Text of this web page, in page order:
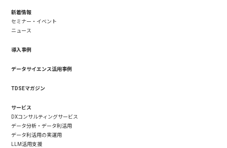
新着情報
セミナー・イベント
ニュース
導入事例
データサイエンス活用事例
TDSEマガジン
サービス
DXコンサルティングサービス
データ分析・データ利活用
データ利活用の実運用
LLM活用支援